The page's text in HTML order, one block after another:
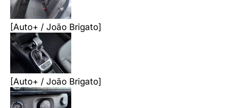
[Auto+ / João Brigato]
[Auto+ / João Brigato]